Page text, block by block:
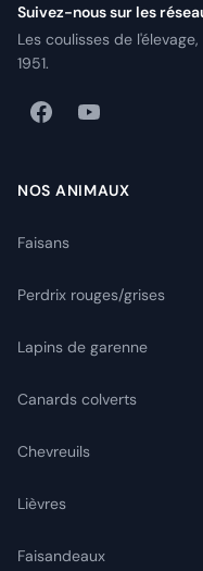
Suivez-nous sur les
Les coulisses de
1951.
NOS ANIMAUX
Faisans
Perdrix rouges/grises
Lapins de garenne
Canards colverts
Chevreuils
Lièvres
Faisandeaux